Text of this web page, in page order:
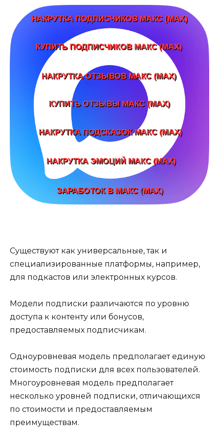
Существуют как универсальные, так и
специализированные платформы, например,
для подкастов или электронных курсов.
Модели подписки различаются по уровню
доступа к контенту или бонусов,
предоставляемых подписчикам.
Одноуровневая модель предполагает единую
стоимость подписки для всех пользователей.
Многоуровневая модель предполагает
несколько уровней подписки, отличающихся
по стоимости и предоставляемым
преимуществам.